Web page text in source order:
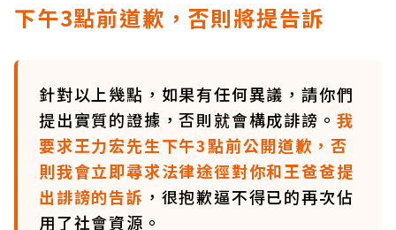
下午3點前道歉，否則將提告訴
針對以上幾點，如果有任何異議，請你們
提出實質的證據，否則就會構成誹謗。 我
要求王力宏先生下午3點前公開道歉，否
則我會立即尋求法律途徑對你和王爸爸提
出誹謗的告訴 ，很抱歉逼不得已的再次佔
用了社會資源。